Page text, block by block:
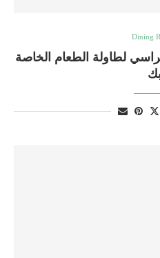
Dining
لطاولة الطعام الخاصة